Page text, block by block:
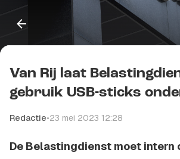
Van Rij laat
gebruik USB-sticks
Redactie•23 mei 2023 12:28
De Belastingdienst moet intern